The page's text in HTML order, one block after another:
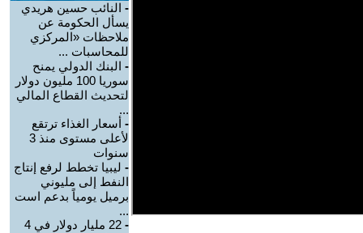
- النائب حسين هريدي
يسأل الحكومة عن
ملاحظات «المركزي
للمحاسبات ...
- البنك الدولي يمنح
سوريا 100 مليون دولار
لتحديث القطاع المالي
...
- أسعار الغذاء ترتقع
لأعلى مستوى منذ 3
سنوات
- ليبيا تخطط لرفع إنتاج
النفط إلى مليوني
برميل يومياً بدعم است
...
-
22 مليار دولار في 4